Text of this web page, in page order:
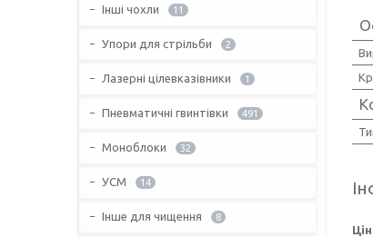
Інші чохли 11
Упори для стрільби 2
Лазерні цілевказівники 1
Пневматичні гвинтівки 491
Моноблоки 32
УСМ 14
Інше для чищення 8